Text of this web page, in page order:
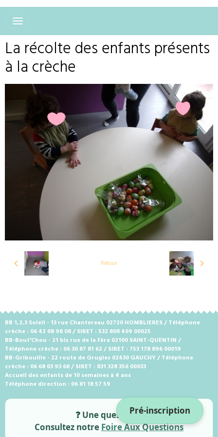
Pré-inscription
La récolte des enfants présents
à la crèche
Retour
BB 1,2,3 Soleil - 13 rue Chantereau 02720 HOMBLIERES / Téléphone
crèche : 06 42 08 98 08 / SIRET : 532 808 409 00025
BB-Bout'Chou - 21 bis rue de la Fère 02100 SAINT-QUENTIN /
Téléphone crèche : 06 30 87 81 62 / SIRET : 753 178 896 00019
BB-Gribouille - 22 route de Grugies 02430 GAUCHY / Téléphone
crèche : 06 68 03 93 68 / SIRET : 831 328 356 00033
Accueil des enfants de 10 semaines à 4 ans
Téléphone direction : 06 81 18 57 59
❓ Une question ?
Consultez notre Foire Aux Questions